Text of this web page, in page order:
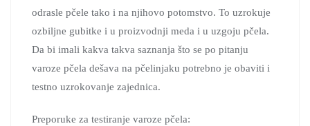
odrasle pčele tako i na njihovo potomstvo. To uzrokuje
ozbiljne gubitke i u proizvodnji meda i u uzgoju pčela.
Da bi imali kakva takva saznanja što se po pitanju
varoze pčela dešava na pčelinjaku potrebno je obaviti i
testno uzrokovanje zajednica.
Preporuke za testiranje varoze pčela: